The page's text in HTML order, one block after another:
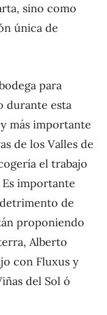
sino como
única de
para
durante esta
más importante
de los Valles de
el trabajo
importante
de
proponiendo
Alberto
con Fluxus y
del Sol ó